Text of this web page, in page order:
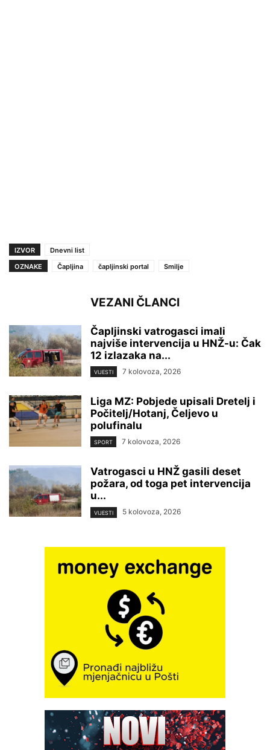
IZVOR
Dnevni list
OZNAKE
Čapljina čapljinski portal Smilje
VEZANI ČLANCI
Čapljinski vatrogasci imali
najviše intervencija u HNŽ-u: Čak
12 izlazaka na...
VIJESTI 7 kolovoza, 2026
Liga MZ: Pobjede upisali Dretelj i
Počitelj/Hotanj, Čeljevo u
polufinalu
SPORT 7 kolovoza, 2026
Vatrogasci u HNŽ gasili deset
požara, od toga pet intervencija
u...
VIJESTI 5 kolovoza, 2026